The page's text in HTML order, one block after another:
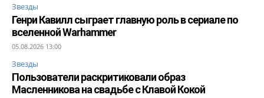
Звезды
Генри Кавилл сыграет главную роль в сериале по
вселенной Warhammer
05.08.2026 13:00
Звезды
Пользователи раскритиковали образ
Масленникова на свадьбе с Клавой Кокой